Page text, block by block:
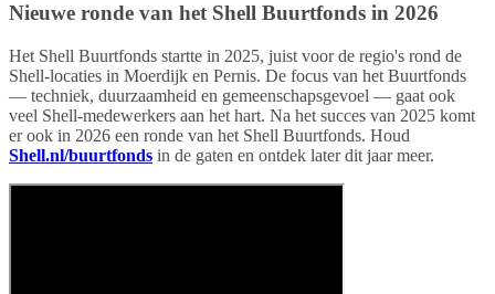
Nieuwe ronde van het Shell Buurtfonds in 2026
Het Shell Buurtfonds startte in 2025, juist voor de regio's rond de
Shell-locaties in Moerdijk en Pernis. De focus van het Buurtfonds
— techniek, duurzaamheid en gemeenschapsgevoel — gaat ook
veel Shell-medewerkers aan het hart. Na het succes van 2025 komt
er ook in 2026 een ronde van het Shell Buurtfonds. Houd
Shell.nl/buurtfonds in de gaten en ontdek later dit jaar meer.